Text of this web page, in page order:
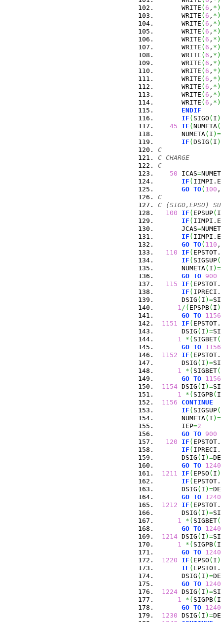
      WRITE
( 6 , * )
      WRITE
( 6 , * )
      WRITE
( 6 , * )
      WRITE
( 6 , * )
      WRITE
( 6 , * )
      WRITE
( 6 , * )
      WRITE
( 6 , * )
      WRITE
( 6 , * )
      WRITE
( 6 , * )
      WRITE
( 6 , * )
      WRITE
( 6 , * )
      WRITE
( 6 , * )
      WRITE
( 6 , * )
ENDIF
IF ( SIGO ( I )
45
IF (NUMETA(
      NUMETA
( I ) =
IF (DSIG ( I )
C
C CHARGE
C
50 ICAS=
IF ( IIMPI.
GO TO( 100 ,
C
C (SIGO,EPSO)
100
IF ( EPSUP( I
IF ( IIMPI.
      JCAS
=
IF ( IIMPI.
GO TO( 110 ,
110
IF ( EPSTOT.
IF ( SIGSUP(
      NUMETA
( I ) =
GO TO 900
115
IF ( EPSTOT.
IF ( IPRECI.
      DSIG
( I ) =
1 / ( EPSPB( I )
GO TO 1156
1151
IF ( EPSTOT.
      DSIG
( I ) =
1
* ( SIGBET(
GO TO 1156
1152
IF ( EPSTOT.
      DSIG
( I ) =
1
* ( SIGBET(
GO TO 1156
1154 DSIG ( I ) =
1
* ( SIGPB( I
1156
CONTINUE
IF ( SIGSUP(
      NUMETA
( I ) =
      IEP
=2
GO TO 900
120
IF ( EPSTOT.
IF ( IPRECI.
      DSIG
( I ) =
GO TO 1240
1211
IF ( EPSO ( I )
IF ( EPSTOT.
      DSIG
( I ) =
GO TO 1240
1212
IF ( EPSTOT.
      DSIG
( I ) =
1
* ( SIGBET(
GO TO 1240
1214 DSIG ( I ) =
1
* ( SIGPB( I
GO TO 1240
1220
IF ( EPSO ( I )
IF ( EPSTOT.
      DSIG
( I ) =
GO TO 1240
1224 DSIG ( I ) =
1
* ( SIGPB( I
GO TO 1240
1230 DSIG ( I ) =